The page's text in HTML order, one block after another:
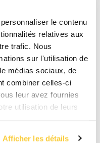
le contenu
relatives aux
trafic. Nous
sur l'utilisation de
médias sociaux, de
combiner celles-ci
leur avez fournies
utilisation de leurs
Afficher les détails